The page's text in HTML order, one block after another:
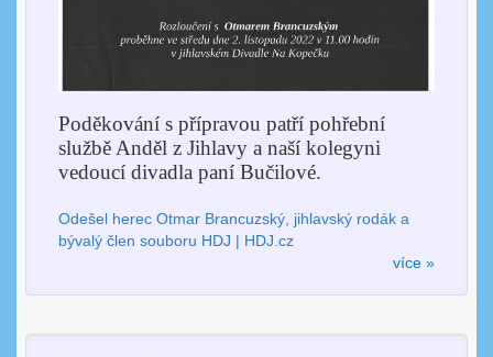
Poděkování s přípravou patří pohřební
službě Anděl z Jihlavy a naší kolegyni
vedoucí divadla paní Bučilové.
Odešel herec Otmar Brancuzský, jihlavský rodák a
bývalý člen souboru HDJ | HDJ.cz
více »